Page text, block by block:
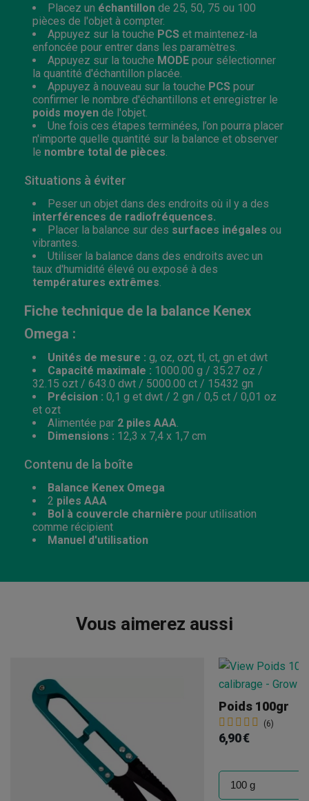
Placez un échantillon de 25, 50, 75 ou 100
pièces de l'objet à compter.
Appuyez sur la touche PCS et maintenez-la
enfoncée pour entrer dans les paramètres.
Appuyez sur la touche MODE pour sélectionner
la quantité d'échantillon placée.
Appuyez à nouveau sur la touche PCS pour
confirmer le nombre d'échantillons et enregistrer le
poids moyen de l'objet.
Une fois ces étapes terminées, l’on pourra placer
n'importe quelle quantité sur la balance et observer
le nombre total de pièces
Situations à éviter
Peser un objet dans des endroits où il y a des
interférences de radiofréquences.
Placer la balance sur des surfaces inégales ou
vibrantes.
Utiliser la balance dans des endroits avec un
taux d'humidité élevé ou exposé à des
températures extrêmes
Fiche technique de la balance Kenex
Omega :
Unités de mesure : g, oz, ozt, tl, ct, gn et dwt
Capacité maximale : 1000.00 g / 35.27 oz /
32.15 ozt / 643.0 dwt / 5000.00 ct / 15432 gn
Précision : 0,1 g et dwt / 2 gn / 0,5 ct / 0,01 oz
et ozt
Alimentée par 2 piles AAA
Dimensions : 12,3 x 7,4 x 1,7 cm
Contenu de la boîte
Balance Kenex Omega
2 piles AAA
Bol à couvercle charnière pour utilisation
comme récipient
Manuel d'utilisation
Vous aimerez aussi
Poids 100gr
(6)
6,90 €